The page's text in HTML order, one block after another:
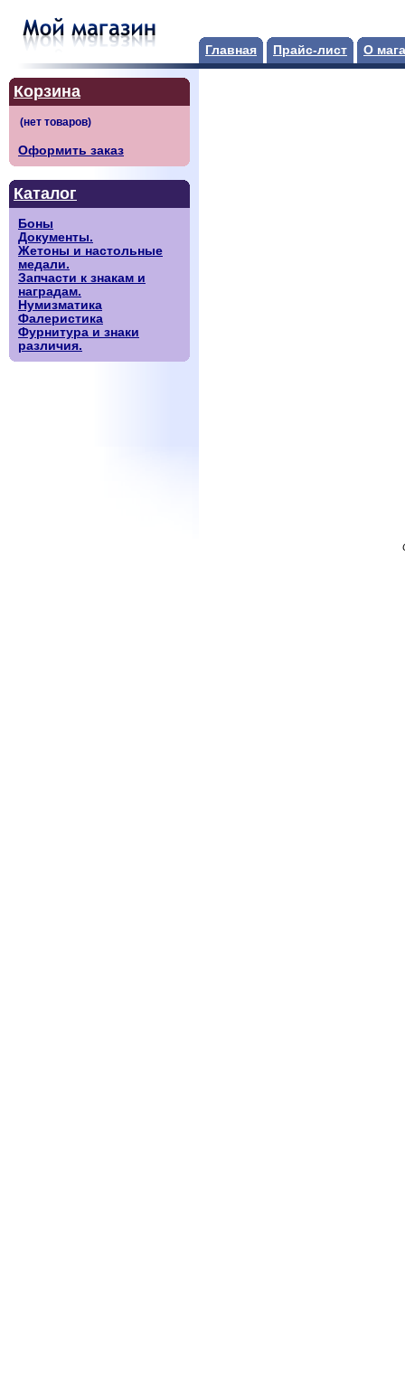
Главная Прайс-лист О
Корзина
Оформить заказ
Каталог
Боны
Документы.
Жетоны и настольные
медали.
Запчасти к знакам и
наградам.
Нумизматика
Фалеристика
Фурнитура и знаки
различия.